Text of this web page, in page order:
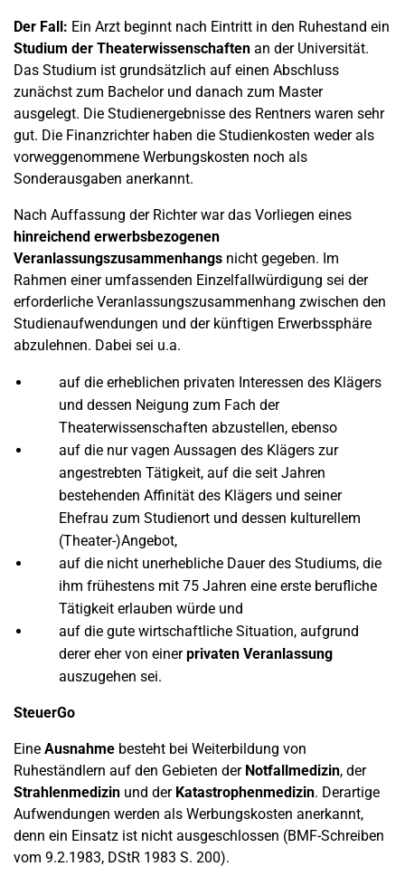
Der Fall: Ein Arzt beginnt nach Eintritt in den Ruhestand ein
Studium der Theaterwissenschaften an der Universität.
Das Studium ist grundsätzlich auf einen Abschluss
zunächst zum Bachelor und danach zum Master
ausgelegt. Die Studienergebnisse des Rentners waren sehr
gut. Die Finanzrichter haben die Studienkosten weder als
vorweggenommene Werbungskosten noch als
Sonderausgaben anerkannt.
Nach Auffassung der Richter war das Vorliegen eines
hinreichend erwerbsbezogenen
Veranlassungszusammenhangs nicht gegeben. Im
Rahmen einer umfassenden Einzelfallwürdigung sei der
erforderliche Veranlassungszusammenhang zwischen den
Studienaufwendungen und der künftigen Erwerbssphäre
abzulehnen. Dabei sei u.a.
auf die erheblichen privaten Interessen des Klägers
und dessen Neigung zum Fach der
Theaterwissenschaften abzustellen, ebenso
auf die nur vagen Aussagen des Klägers zur
angestrebten Tätigkeit, auf die seit Jahren
bestehenden Affinität des Klägers und seiner
Ehefrau zum Studienort und dessen kulturellem
(Theater-)Angebot,
auf die nicht unerhebliche Dauer des Studiums, die
ihm frühestens mit 75 Jahren eine erste berufliche
Tätigkeit erlauben würde und
auf die gute wirtschaftliche Situation, aufgrund
derer eher von einerprivaten Veranlassung
auszugehen sei.
SteuerGo
Eine Ausnahme besteht bei Weiterbildung von
Ruheständlern auf den Gebieten der Notfallmedizin, der
Strahlenmedizin und der Katastrophenmedizin. Derartige
Aufwendungen werden als Werbungskosten anerkannt,
denn ein Einsatz ist nicht ausgeschlossen (BMF-Schreiben
vom 9.2.1983, DStR 1983 S. 200).